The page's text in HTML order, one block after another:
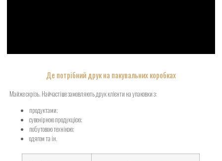
Де потрібний друк на пакувальних коробках
Майже скрізь. Найчастіше замовляють друк клієнти на упаковки з:
продуктами;
сувенірною продукцією;
побутовою технікою;
одягом та ін.